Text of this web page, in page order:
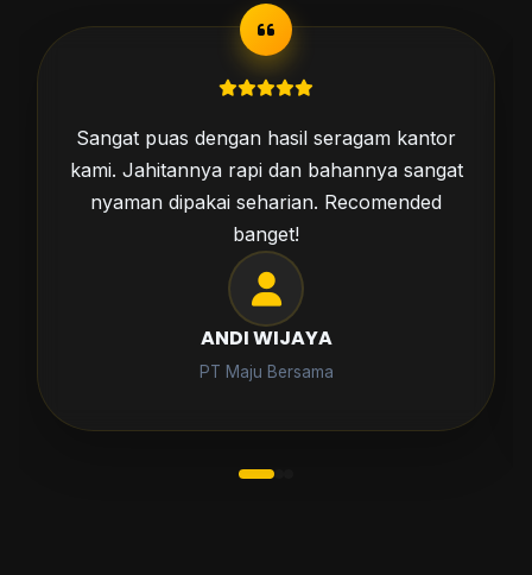
Sangat puas dengan hasil seragam kantor
kami. Jahitannya rapi dan bahannya sangat
nyaman dipakai seharian. Recomended
banget!
ANDI WIJAYA
PT Maju Bersama